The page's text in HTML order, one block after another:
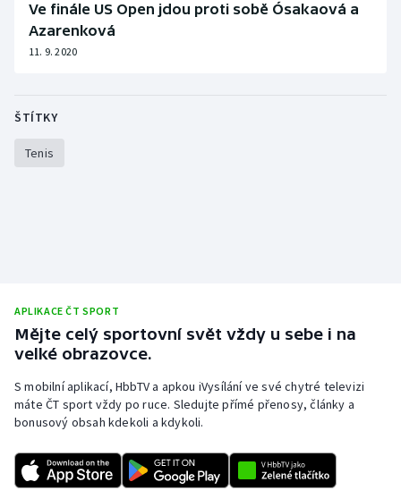
Lyže a snowboard
Motorsport
Olympijské hry
Ragby
Rychlostní kanoistika
Short track
Ve finále US Open jdou proti sobě Ósakaová a
Azarenková
11. 9. 2020
ŠTÍTKY
Tenis
APLIKACE ČT SPORT
Mějte celý sportovní svět vždy u sebe i na
velké obrazovce.
S mobilní aplikací, HbbTV a apkou iVysílání ve své chytré televizi
máte ČT sport vždy po ruce. Sledujte přímé přenosy, články a
bonusový obsah kdekoli a kdykoli.